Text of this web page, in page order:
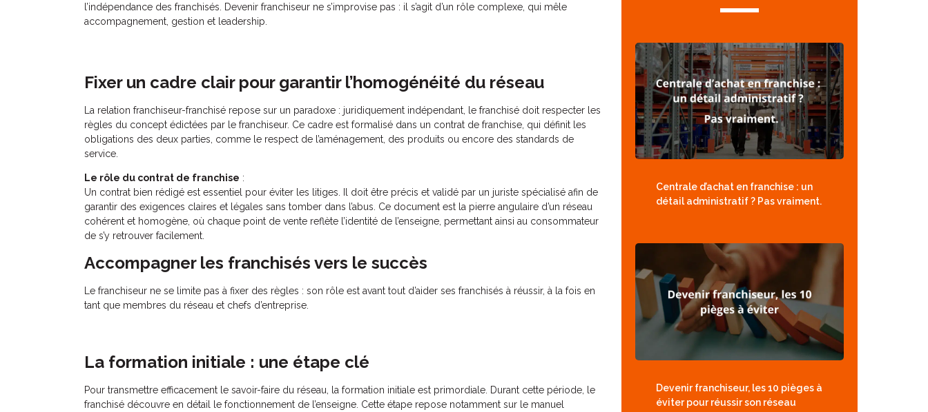
l’indépendance des franchisés. Devenir franchiseur ne s’improvise pas : il s’agit d’un rôle complexe, qui mêle
accompagnement, gestion et leadership.
Fixer un cadre clair pour garantir l’homogénéité du réseau
La relation franchiseur-franchisé repose sur un paradoxe : juridiquement indépendant, le franchisé doit respecter les
règles du concept édictées par le franchiseur. Ce cadre est formalisé dans un contrat de franchise, qui définit les
obligations des deux parties, comme le respect de l’aménagement, des produits ou encore des standards de
service.
Le rôle du contrat de franchise :
Un contrat bien rédigé est essentiel pour éviter les litiges. Il doit être précis et validé par un juriste spécialisé afin de
garantir des exigences claires et légales sans tomber dans l’abus. Ce document est la pierre angulaire d’un réseau
cohérent et homogène, où chaque point de vente reflète l’identité de l’enseigne, permettant ainsi au consommateur
de s’y retrouver facilement.
Accompagner les franchisés vers le succès
Le franchiseur ne se limite pas à fixer des règles : son rôle est avant tout d’aider ses franchisés à réussir, à la fois en
tant que membres du réseau et chefs d’entreprise.
La formation initiale : une étape clé
Pour transmettre efficacement le savoir-faire du réseau, la formation initiale est primordiale. Durant cette période, le
franchisé découvre en détail le fonctionnement de l’enseigne. Cette étape repose notamment sur le manuel
Centrale d’achat en franchise : un
détail administratif ? Pas vraiment.
Devenir franchiseur, les 10 pièges à
éviter pour réussir son réseau